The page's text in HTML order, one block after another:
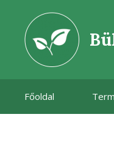
tartalomba
Főoldal